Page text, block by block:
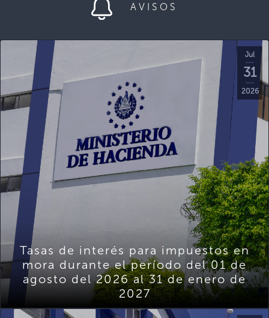
AVISOS
Jul
31
2026
Tasas de interés para impuestos en
mora durante el período del 01 de
agosto del 2026 al 31 de enero de
2027